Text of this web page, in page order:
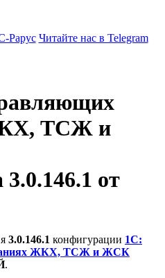
Рарус Читайте нас в Telegram
ТСЖ и
от
3.0.146.1 конфигурации 1С:
ЖКХ, ТСЖ и ЖСК
.